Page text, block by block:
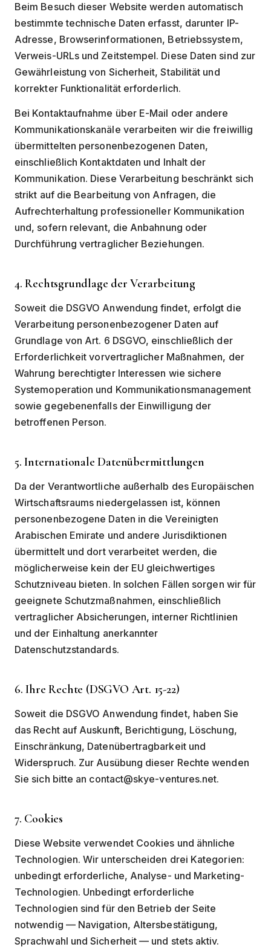
Beim Besuch dieser Website werden automatisch
bestimmte technische Daten erfasst, darunter IP-
Adresse, Browserinformationen, Betriebssystem,
Verweis-URLs und Zeitstempel. Diese Daten sind zur
Gewährleistung von Sicherheit, Stabilität und
korrekter Funktionalität erforderlich.
Bei Kontaktaufnahme über E-Mail oder andere
Kommunikationskanäle verarbeiten wir die freiwillig
übermittelten personenbezogenen Daten,
einschließlich Kontaktdaten und Inhalt der
Kommunikation. Diese Verarbeitung beschränkt sich
strikt auf die Bearbeitung von Anfragen, die
Aufrechterhaltung professioneller Kommunikation
und, sofern relevant, die Anbahnung oder
Durchführung vertraglicher Beziehungen.
4. Rechtsgrundlage der Verarbeitung
Soweit die DSGVO Anwendung findet, erfolgt die
Verarbeitung personenbezogener Daten auf
Grundlage von Art. 6 DSGVO, einschließlich der
Erforderlichkeit vorvertraglicher Maßnahmen, der
Wahrung berechtigter Interessen wie sichere
Systemoperation und Kommunikationsmanagement
sowie gegebenenfalls der Einwilligung der
betroffenen Person.
5. Internationale Datenübermittlungen
Da der Verantwortliche außerhalb des Europäischen
Wirtschaftsraums niedergelassen ist, können
personenbezogene Daten in die Vereinigten
Arabischen Emirate und andere Jurisdiktionen
übermittelt und dort verarbeitet werden, die
möglicherweise kein der EU gleichwertiges
Schutzniveau bieten. In solchen Fällen sorgen wir für
geeignete Schutzmaßnahmen, einschließlich
vertraglicher Absicherungen, interner Richtlinien
und der Einhaltung anerkannter
Datenschutzstandards.
6. Ihre Rechte (DSGVO Art. 15-22)
Soweit die DSGVO Anwendung findet, haben Sie
das Recht auf Auskunft, Berichtigung, Löschung,
Einschränkung, Datenübertragbarkeit und
Widerspruch. Zur Ausübung dieser Rechte wenden
Sie sich bitte an contact@skye-ventures.net.
7. Cookies
Diese Website verwendet Cookies und ähnliche
Technologien. Wir unterscheiden drei Kategorien:
unbedingt erforderliche, Analyse- und Marketing-
Technologien. Unbedingt erforderliche
Technologien sind für den Betrieb der Seite
notwendig — Navigation, Altersbestätigung,
Sprachwahl und Sicherheit — und stets aktiv.